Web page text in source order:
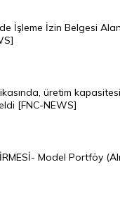
İşleme İzin Belgesi
üretim
[FNC-NEWS]
Model Portföy